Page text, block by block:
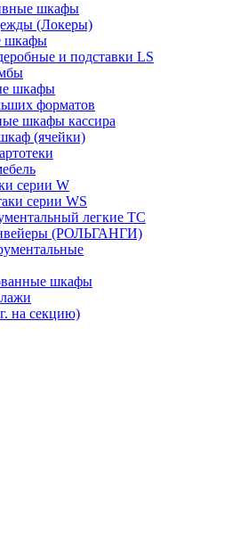
шкафы
(Локеры)
шкафы
и подставки LS
шкафы
форматов
шкафы кассира
(ячейки)
серии W
серии WS
легкие ТС
(РОЛЬГАНГИ)
шкафы
на секцию)